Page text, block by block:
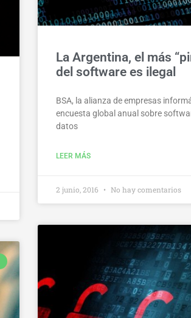
La Argentina, el más
del software es ilegal
BSA, la alianza de empresas
encuesta global anual sobre
datos
LEER MÁS
2 junio, 2016 No hay comentarios